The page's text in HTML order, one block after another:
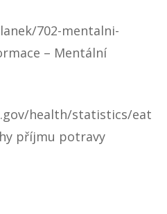
702-mentalni-
– Mentální
health/statistics/eat
příjmu potravy